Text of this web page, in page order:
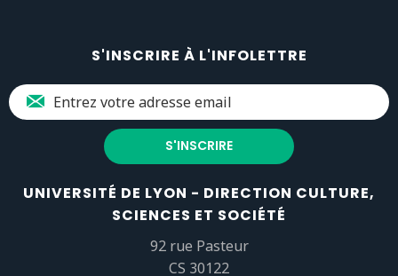
S'INSCRIRE À L'INFOLETTRE
UNIVERSITÉ DE LYON - DIRECTION CULTURE,
SCIENCES ET SOCIÉTÉ
92 rue Pasteur
CS 30122